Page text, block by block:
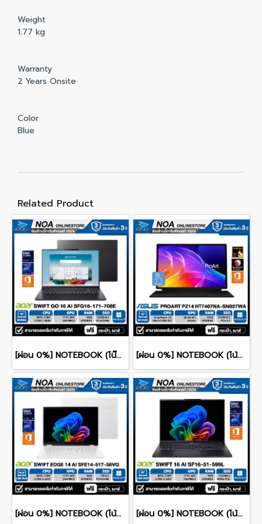
Weight
1.77 kg
Warranty
2 Years Onsite
Color
Blue
Related Product
[ผ่อน 0%] NOTEBOOK (โน๊ตบุ๊ค) ACER SWIFT GO 16 AI SFG16-I71-708E 16" WUXGA/ULTRA 7 385H/16GB/SSD 512GB/WINDOWS 11+MS OFFICE รับประกันซ่อมฟรีถึงบ้าน 3ปี [ผ่อน 0%] NOTEBOOK (โน้ตบุ๊ค) ASUS PROART PZ14 HT7407NA-SN027WA 14" Touch Screen/Snapdragon X2 Elite/RAM 32GB/SSD 512GB/WINDOWS 11+MS OFFICE รับประกันศูนย์ไทย 3ปี
[ผ่อน 0%] NOTEBOOK (โน้ตบุ๊ก) ACER SWIFT 14 SFE14-51T-56VQ 14" 2.8K OLED/CORE ULTRA 5-226V/16GB/SSD 1TB/WINDOWS 11+MS OFFICE รับประกันศูนย์ไทย 3ปี [ผ่อน 0%] NOTEBOOK (โน้ตบุ๊ก) ACER SWIFT 16 AI SF16-51-599L - ICE BLACK 16" 2.8K OLED/CORE ULTRA 5-226V/16GB/SSD 512GB/WINDOWS 11+MS OFFICE รับประกันศูนย์ไทย 3ปี